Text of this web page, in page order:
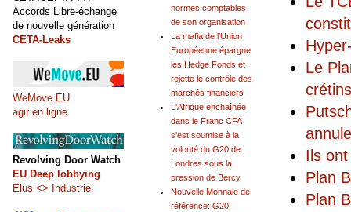
Le
crétins
Ils
Plan
Plan
normes comptables
de son organisation
La mafia de l'Union
Européenne épargne
les Hedge Fonds et
rejette le contrôle des
marchés financiers
L'Afrique enchaînée
dans le Franc CFA
s'est soumise à la
volonté du G20 de
Londres sous la
pression de Bercy
Nouvelle Monnaie de
référence: G20
Accords Libre-échange
de nouvelle génération
CETA-Leaks
WeMove.EU
agir en ligne
Revolving Door Watch
EU Deep lobbying
Elus <> Industrie